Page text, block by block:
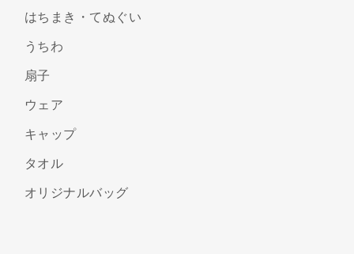
はちまき・てぬぐい
うちわ
扇子
ウェア
キャップ
タオル
オリジナルバッグ